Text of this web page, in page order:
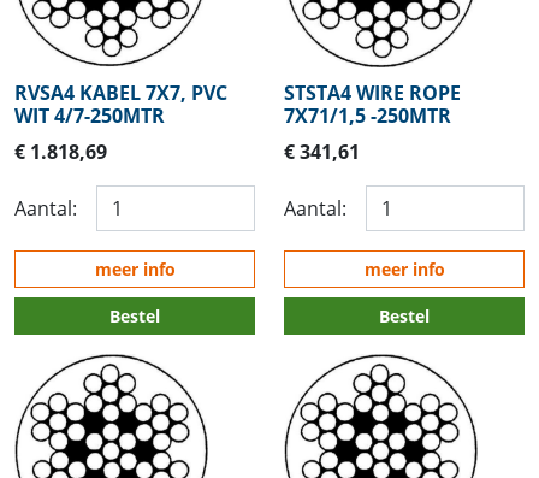
RVSA4 KABEL 7X7, PVC
WIT 4/7-250MTR
€ 1.818,69
Aantal:
meer info
Bestel
STSTA4 WIRE ROPE
7X71/1,5 -250MTR
€ 341,61
Aantal:
meer info
Bestel